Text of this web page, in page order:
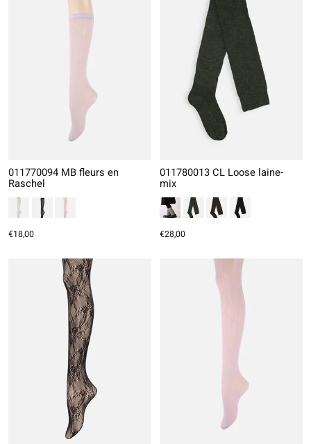
011770094 MB fleurs en
Raschel
€18,00
011780013 CL Loose laine-
mix
€28,00